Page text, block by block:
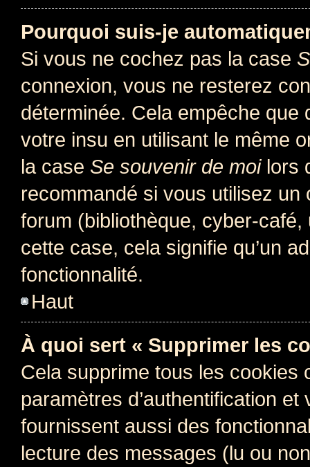
Pourquoi suis-je
Si vous ne cochez pas la case
connexion, vous ne resterez
déterminée. Cela empêche que
votre insu en utilisant le même
la case Se souvenir de moilors
recommandé si vous utilisez
forum (bibliothèque, cyber-
cette case, cela signifie qu’un
fonctionnalité.
Haut
À quoi sert « Supprimer les
Cela supprime tous les cookies
paramètres d’authentification
fournissent aussi des
lecture des messages (lu ou